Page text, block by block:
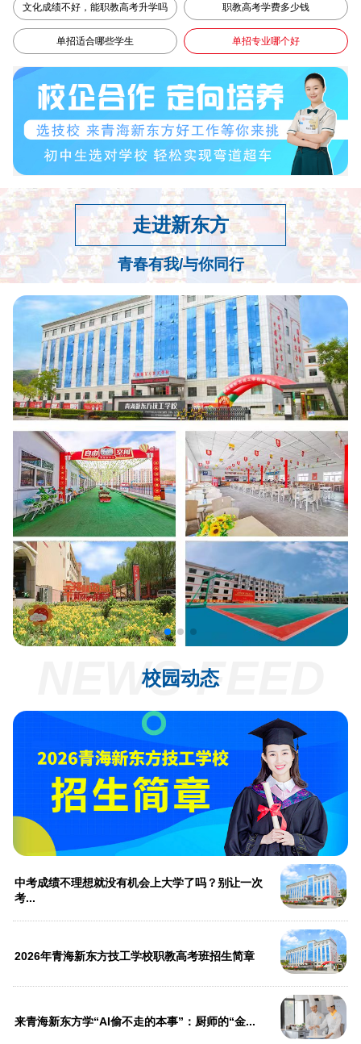
文化成绩不好，能职教高考升学吗 职教高考学费多少钱
单招适合哪些学生 单招专业哪个好
走进新东方
青春有我/与你同行
NEWS FEED
校园动态
中考成绩不理想就没有机会上大学了吗？别让一次
考...
2026年青海新东方技工学校职教高考班招生简章
来青海新东方学“AI偷不走的本事”：厨师的“金...